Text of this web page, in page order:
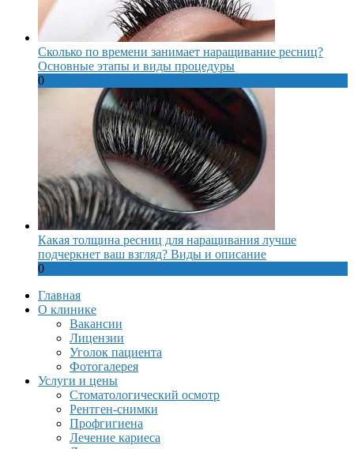
Сколько по времени занимает наращивание ресниц?
Основные этапы и виды процедуры
0
Какая толщина ресниц для наращивания лучше
подчеркнет ваш взгляд? Виды и описание
0
Главная
О клинике
Вакансии
Лицензии
Уголок пациента
Фотогалерея
Услуги и цены
Стоматологический осмотр
Рентген-снимки
Профгигиена
Лечение кариеса